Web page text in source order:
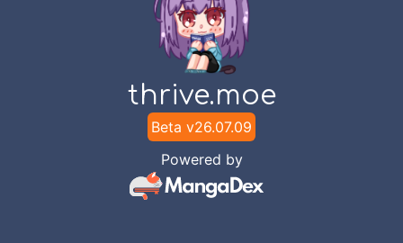
thrive.moe
Beta v26.07.09
Powered by